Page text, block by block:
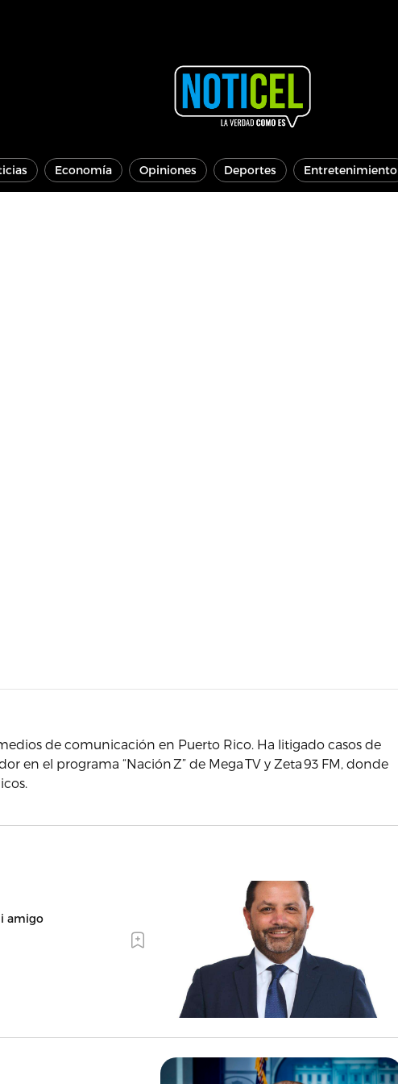
Economía Opiniones Deportes Entretenimiento
de comunicación en Puerto Rico. Ha litigado casos de
en el programa “Nación Z” de Mega TV y Zeta 93 FM, donde
amigo